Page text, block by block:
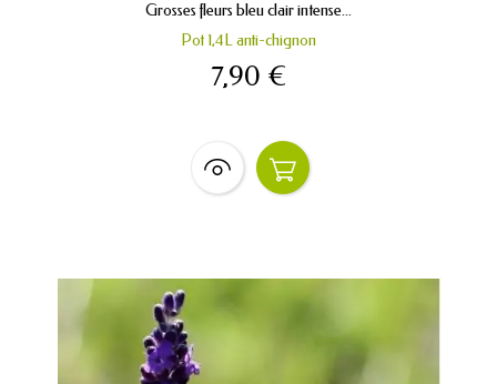
Grosses fleurs bleu clair intense...
Pot 1,4L anti-chignon
7,90 €